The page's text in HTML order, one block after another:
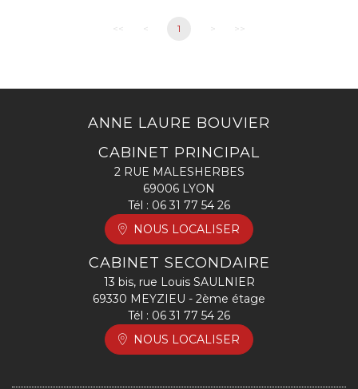
1
ANNE LAURE BOUVIER
CABINET PRINCIPAL
2 RUE MALESHERBES
69006 LYON
Tél : 06 31 77 54 26
NOUS LOCALISER
CABINET SECONDAIRE
13 bis, rue Louis SAULNIER
69330 MEYZIEU - 2ème étage
Tél : 06 31 77 54 26
NOUS LOCALISER